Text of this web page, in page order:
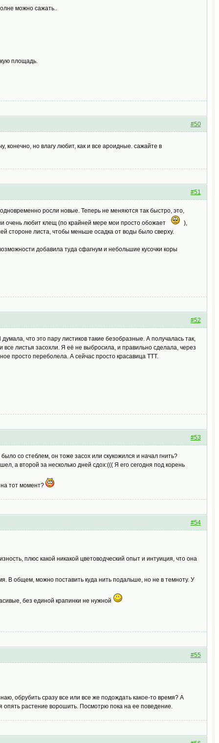
можно сажать..
площадь.
#50
конечно, но влагу любит, как и все ароидные. сажайте в
#51
росли новые. Теперь не меняются так быстро, это,
очень любит клещ (по крайней мере мои просто обожает
),
стороне листа, чтобы меньше осадка от воды было сверху.
добавила туда сфагнум и небольшие кусочки коры
#52
что это пару листиков такие безобразные. А получалась так,
листья засохли. Я её не выбросила, и правильно сделала, через
просто переболела. А сейчас просто красавица ТТТ.
#53
со стеблем, он тоже засох или скукожился и начал гнить?
а второй за несколько дней сдох:((( Я его сегодня под корень
на тот момент?
#54
плюс какой никакой цветоводческий опыт и интуиция, что она
В общем, можно поставить куда нить подальше, но не в темноту. У
без единой крапинки не нужной
#55
обрубить сразу все или все же подождать какое-то время? А
опять растение ворошить. Посмотрю пока на ее поведение.